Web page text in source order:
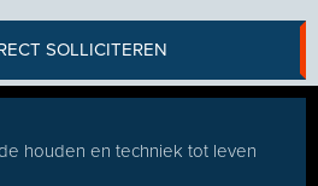
SOLLICITEREN
houden en techniek tot leven